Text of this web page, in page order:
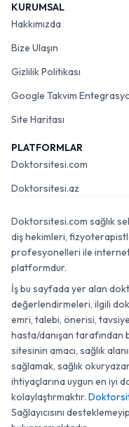
KURUMSAL
Hakkımızda
Bize Ulaşın
Gizlilik Politikası
Google Takvim
Site Haritası
PLATFORMLAR
Doktorsitesi.com
Doktorsitesi.az
Doktorsitesi.com sağlık
diş hekimleri,
profesyonelleri ile internet
platformdur.
İş bu sayfada yer alan
değerlendirmeleri, ilgili
emri, talebi, önerisi,
hasta/danışan tarafından
sitesinin amacı, sağlık
sağlamak, sağlık
ihtiyaçlarına uygun en iyi
kolaylaştırmaktır.
Sağlayıcısını